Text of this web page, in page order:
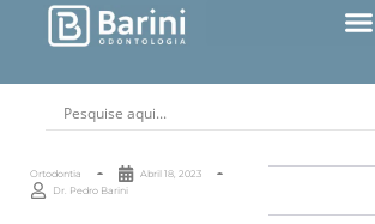
Ortodontia
Abril 18, 2023
Dr. Pedro Barini